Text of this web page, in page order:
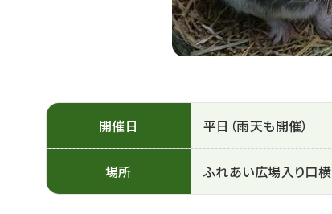
開催日 平日（雨天も開催）
場所 ふれあい広場入り口横